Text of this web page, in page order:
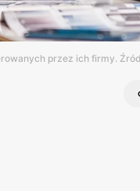
przez ich firmy.